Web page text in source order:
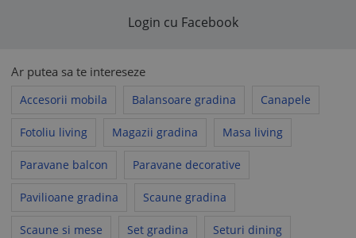
Login cu Facebook
Ar putea sa te intereseze
Accesorii mobila Balansoare gradina Canapele
Fotoliu living Magazii gradina Masa living
Paravane balcon Paravane decorative
Pavilioane gradina Scaune gradina
Scaune si mese Set gradina Seturi dining